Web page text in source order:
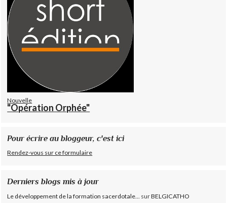
Nouvelle
"Opération Orphée"
Pour écrire au bloggeur, c'est ici
Rendez-vous sur ce formulaire
Derniers blogs mis à jour
Le développement de la formation sacerdotale... surBELGICATHO